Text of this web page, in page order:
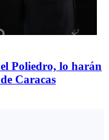
Poliedro, lo harán
Caracas